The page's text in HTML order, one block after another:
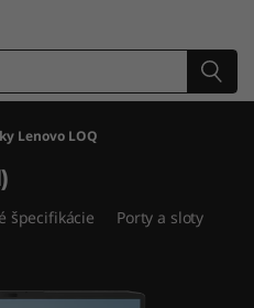
Lenovo LOQ
špecifikácie Porty a sloty